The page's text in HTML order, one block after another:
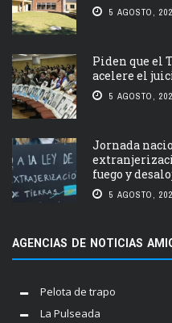
5 AGOSTO,
Piden que el
acelere el
5 AGOSTO,
Jornada
fuego y
5 AGOSTO,
AGENCIAS DE NOTICIAS
Pelota de trapo
La Pulseada